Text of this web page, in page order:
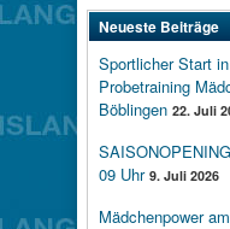
Neueste Beiträge
Sportlicher Start
Probetraining
Böblingen 22. Juli
09 Uhr 9. Juli 2026
Mädchenpower